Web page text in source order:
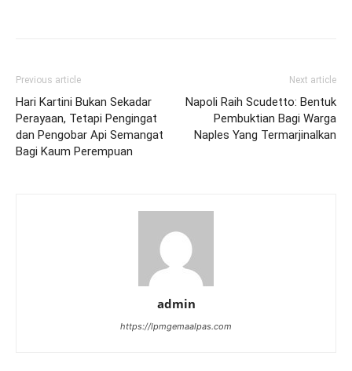
Previous article
Hari Kartini Bukan Sekadar
Perayaan, Tetapi Pengingat
dan Pengobar Api Semangat
Bagi Kaum Perempuan
Next article
Napoli Raih Scudetto: Bentuk
Pembuktian Bagi Warga
Naples Yang Termarjinalkan
admin
https://lpmgemaalpas.com